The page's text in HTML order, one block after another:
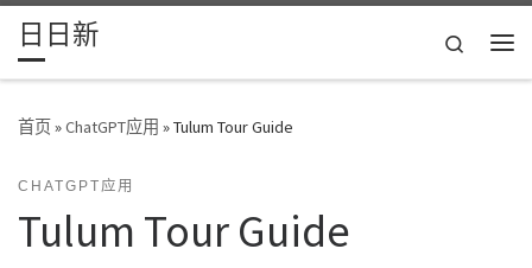
Skip to content
日日新
Search
首页»ChatGPT应用 »Tulum Tour Guide
CHATGPT应用
Tulum Tour Guide